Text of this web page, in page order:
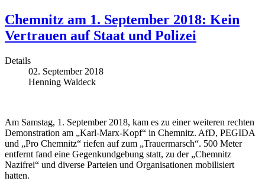
Chemnitz am 1. September 2018: Kein
Vertrauen auf Staat und Polizei
Details
02. September 2018
Henning Waldeck
Am Samstag, 1. September 2018, kam es zu einer weiteren rechten
Demonstration am „Karl-Marx-Kopf“ in Chemnitz. AfD, PEGIDA
und „Pro Chemnitz“ riefen auf zum „Trauermarsch“. 500 Meter
entfernt fand eine Gegenkundgebung statt, zu der „Chemnitz
Nazifrei“ und diverse Parteien und Organisationen mobilisiert
hatten.